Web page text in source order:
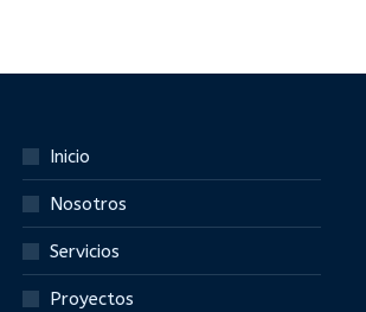
Inicio
Nosotros
Servicios
Proyectos